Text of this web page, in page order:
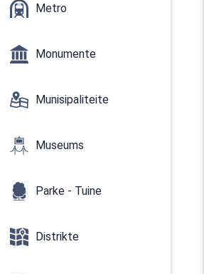
Metro
Monumente
Munisipaliteite
Museums
Parke - Tuine
Distrikte